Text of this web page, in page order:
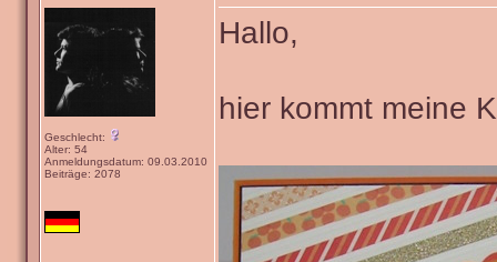
Geschlecht:
Alter: 54
Anmeldungsdatum: 09.03.2010
Beiträge: 2078
Hallo,
hier kommt meine